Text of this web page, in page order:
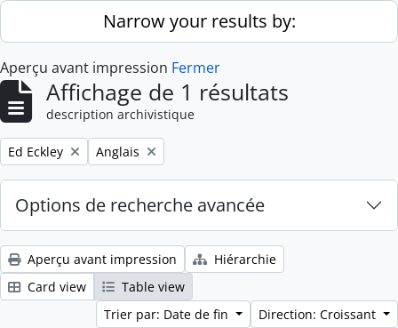
Skip to main contentNarrow your results by:
Aperçu avant impression Fermer
Affichage de 1 résultats
description archivistique
Remove filter:
Ed Eckley Remove filter:
Anglais
Options de recherche avancée
Aperçu avant impression
Hiérarchie
Card view
Table view
Trier par: Date de fin
Direction: Croissant